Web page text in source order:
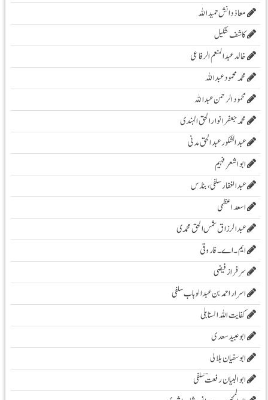
معاذ دانش حمید اللہ
کاشف شکیل
خالد عبدالمنعم الرفاعی
محمد محمود عبداللہ
محمود الرحمن عبد اللہ
محمد جعفر انوار الحق الہندی
عبد الشکور عبد الحق مدنی
ابو اشعر فہیم
عبدالغفار سلفی، بنارس
اسعد اعظمی
عبدالرزاق شمس الحق محمدی
ایم۔ اے۔ فاروقی
سرفراز فیضی
اسرار احمد بن عبدالوہاب سلفی
کفایت اللہ السنابلی
ابوعبید سعدی
ابو سفیان ہلالی
ابوالبیان رفعت ؔسلفی